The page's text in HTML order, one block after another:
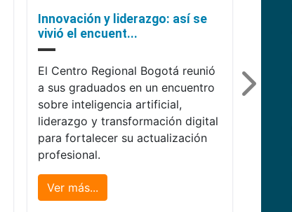
Innovación y liderazgo: así se
vivió el encuent...
El Centro Regional Bogotá reunió
a sus graduados en un encuentro
sobre inteligencia artificial,
liderazgo y transformación digital
para fortalecer su actualización
profesional.
Ver más...